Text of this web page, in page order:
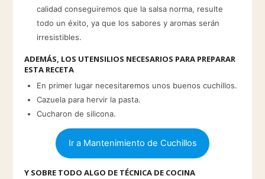
calidad conseguiremos que la salsa norma, resulte
todo un éxito, ya que los sabores y aromas serán
irresistibles.
ADEMÁS, LOS UTENSILIOS NECESARIOS PARA PREPARAR
ESTA RECETA
En primer lugar necesitaremos unos buenos cuchillos.
Cazuela para hervir la pasta.
Cucharon de silicona.
Ir a Mantenimiento de Cuchillos
Y SOBRE TODO ALGO DE TÉCNICA DE COCINA